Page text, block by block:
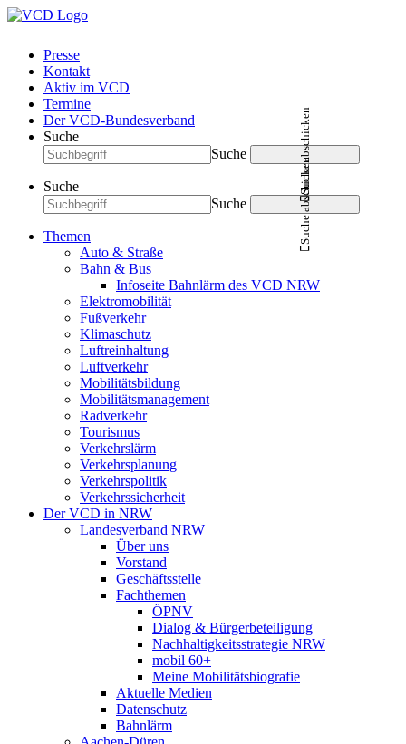
Presse
Kontakt
Aktiv im VCD
Termine
Der VCD-Bundesverband
Suche
Suche
Suche abschicken
Suche
Suche
Suche abschicken
Themen
Auto & Straße
Bahn & Bus
Infoseite Bahnlärm des VCD NRW
Elektromobilität
Fußverkehr
Klimaschutz
Luftreinhaltung
Luftverkehr
Mobilitätsbildung
Mobilitätsmanagement
Radverkehr
Tourismus
Verkehrslärm
Verkehrsplanung
Verkehrspolitik
Verkehrssicherheit
Der VCD in NRW
Landesverband NRW
Über uns
Vorstand
Geschäftsstelle
Fachthemen
ÖPNV
Dialog & Bürgerbeteiligung
Nachhaltigkeitsstrategie NRW
mobil 60+
Meine Mobilitätsbiografie
Aktuelle Medien
Datenschutz
Bahnlärm